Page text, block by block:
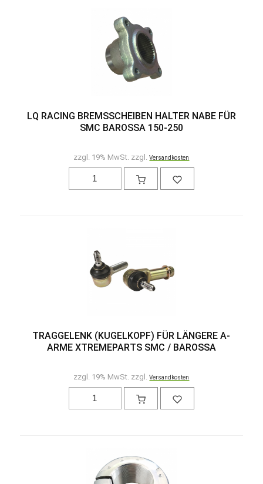
LQ RACING BREMSSCHEIBEN HALTER NABE FÜR
SMC BAROSSA 150-250
zzgl. 19% MwSt. zzgl.Versandkosten
TRAGGELENK (KUGELKOPF) FÜR LÄNGERE A-
ARME XTREMEPARTS SMC / BAROSSA
zzgl. 19% MwSt. zzgl.Versandkosten